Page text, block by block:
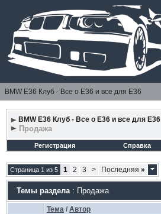
BMW E36 Клуб - Все о Е36 и все для Е36
BMW E36 Клуб - Все о Е36 и все для Е36
Продажа
Регистрация Справка
Страница 1 из 5 1 2 3 > Последняя »
Темы раздела: Продажа
Тема/ Автор